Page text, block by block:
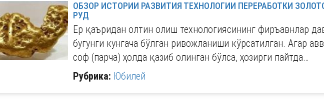
ОБЗОР ИСТОРИИ РАЗВИТИЯ ТЕХНОЛОГИИ ПЕРЕРАБОТКИ
РУД
Ер қаъридан олтин олиш технологиясининг фиръавнлар
бугунги кунгача бўлган ривожланиши кўрсатилган. Агар
соф (парча) ҳолда қазиб олинган бўлса, ҳозирги пайтда…
Рубрика: Юбилей